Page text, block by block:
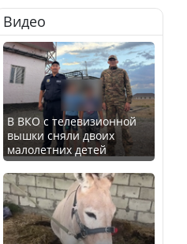
В РФ вынесен заочный
приговор по уголовному
делу об убийстве Игоря
Талькова
В России введены
дополнительные
ограничения для
казахстанских прав
Видео
В ВКО с телевизионной
вышки сняли двоих
малолетних детей